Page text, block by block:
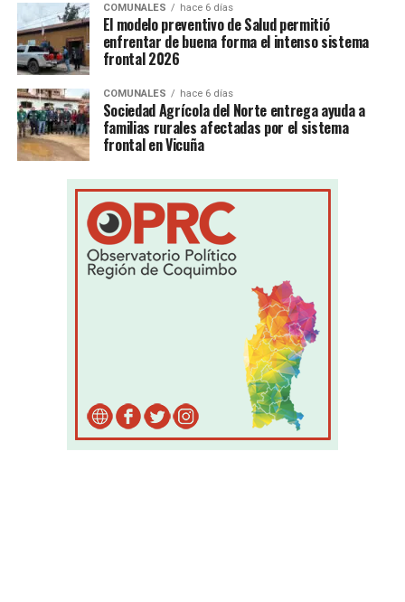
COMUNALES hace 6 días
El modelo preventivo de Salud permitió
enfrentar de buena forma el intenso sistema
frontal 2026
COMUNALES hace 6 días
Sociedad Agrícola del Norte entrega ayuda a
familias rurales afectadas por el sistema
frontal en Vicuña